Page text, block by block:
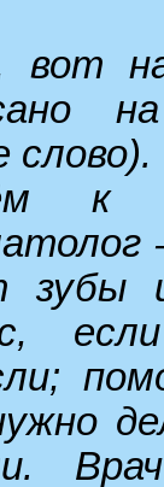
вот
слово).
к
зубы